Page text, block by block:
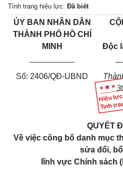
Tình trạng hiệu lực: Đã biết
Hiệu
Tình
ỦY BAN NHÂN DÂN
THÀNH PHỐ HỒ CHÍ
MINH
Độc
Số: 2406/QĐ-UBND
QUYẾT
Về việc công bố danh mục
sửa đổi,
lĩnh vực Chính sách